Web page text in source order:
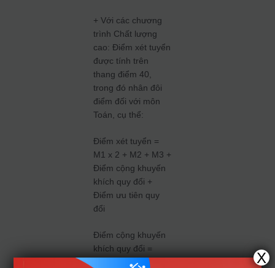
+ Với các chương
trình Chất lượng
cao: Điểm xét tuyển
được tính trên
thang điểm 40,
trong đó nhân đôi
điểm đối với môn
Toán, cụ thể:
Điểm xét tuyển =
M1 x 2 + M2 + M3 +
Điểm cộng khuyến
khích quy đổi +
Điểm ưu tiên quy
đổi
Điểm cộng khuyến
khích quy đổi =
Điểm cộng khuyến
X